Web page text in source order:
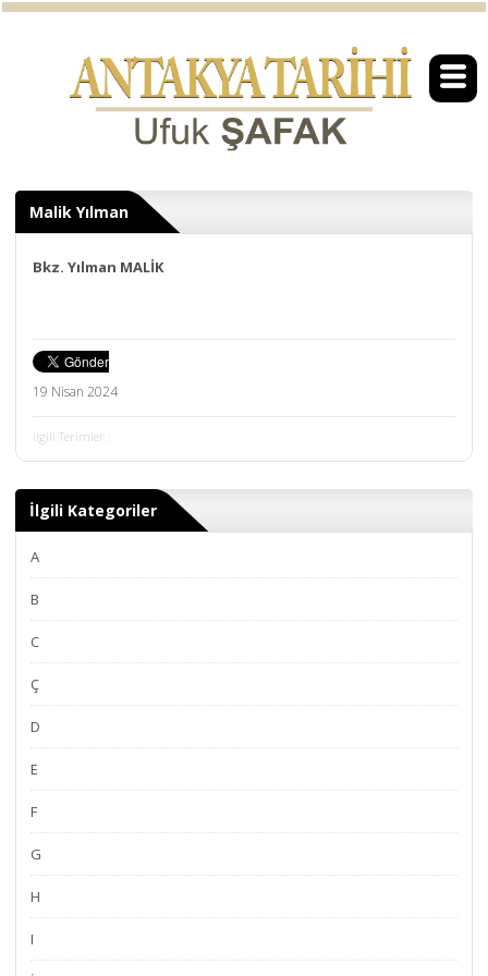
Malik Yılman
Bkz. Yılman MALİK
19 Nisan 2024
İlgili Terimler :
İlgili Kategoriler
A
B
C
Ç
D
E
F
G
H
I